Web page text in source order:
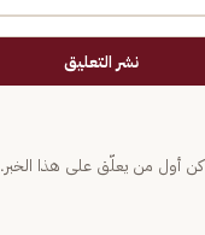
نشر التعليق
كن أول من يعلّق على هذا الخبر.